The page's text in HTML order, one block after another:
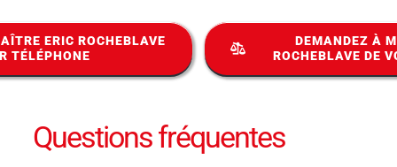
ERIC ROCHEBLAVE
TÉLÉPHONE
DEMANDEZ À
ROCHEBLAVE DE
Questions fréquentes